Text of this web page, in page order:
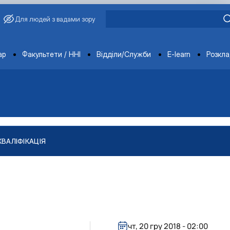
Для людей з вадами зору
Факультети / ННІ Відділи/Служби E-learn
якістю і безпечністю продукції …
чт, 20 гру 2018 - 02:00